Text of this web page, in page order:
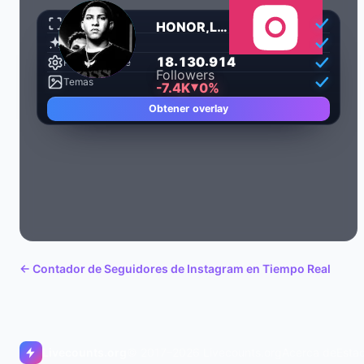
HONOR,LEALTAD Y RESPETO.
18.130.914
18113283
Followers
-7.4K 0%
Transparente
Animado
Personalizable
Temas
Obtener overlay
← Contador de Seguidores de Instagram en Tiempo Real